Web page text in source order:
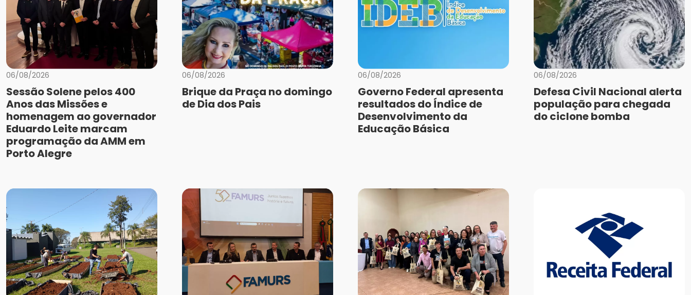
06/08/2026
Sessão Solene pelos 400
Anos das Missões e
homenagem ao governador
Eduardo Leite marcam
programação da AMM em
Porto Alegre
06/08/2026
Brique da Praça no domingo
de Dia dos Pais
06/08/2026
Governo Federal apresenta
resultados do Índice de
Desenvolvimento da
Educação Básica
06/08/2026
Defesa Civil Nacional alerta
população para chegada
do ciclone bomba